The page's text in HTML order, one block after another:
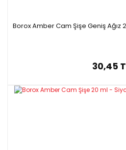
Borox Amber Cam Şişe Geniş Ağız
30,45